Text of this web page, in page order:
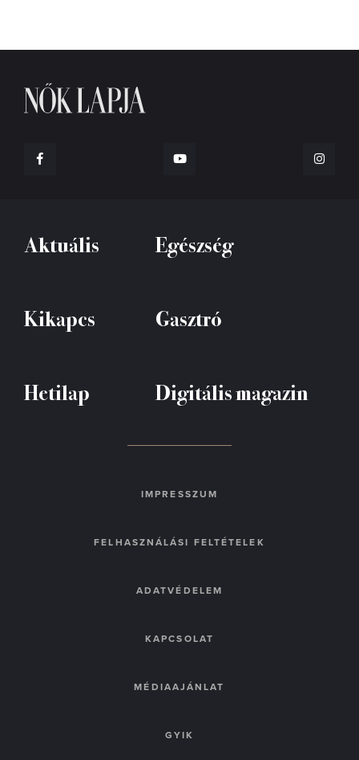
Aktuális Egészség
Kikapcs Gasztró
Hetilap Digitális magazin
IMPRESSZUM
FELHASZNÁLÁSI FELTÉTELEK
ADATVÉDELEM
KAPCSOLAT
MÉDIAAJÁNLAT
GYIK